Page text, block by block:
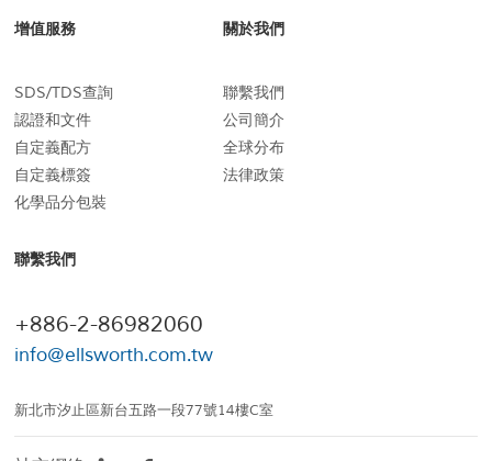
增值服務
SDS/TDS查詢
認證和文件
自定義配方
自定義標簽
化學品分包裝
關於我們
聯繫我們
公司簡介
全球分布
法律政策
聯繫我們
+886-2-86982060
info@ellsworth.com.tw
新北市汐止區新台五路一段77號14樓C室